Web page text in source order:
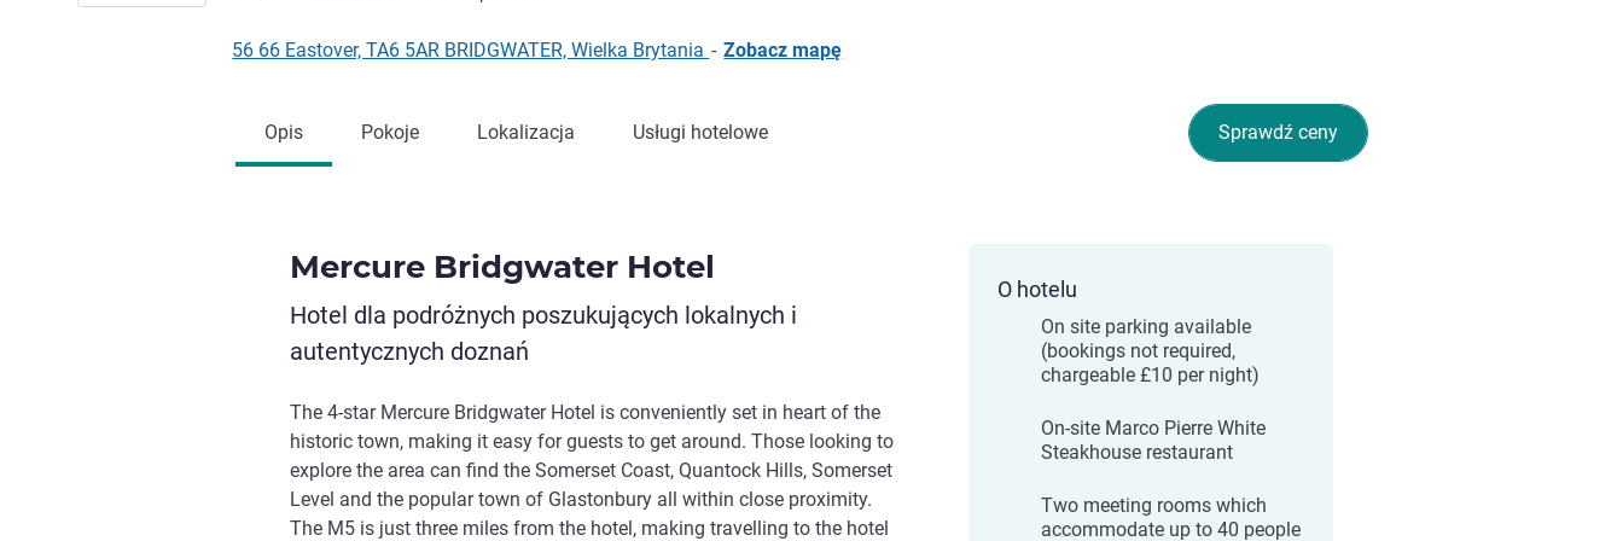
56 66 Eastover, TA6 5AR BRIDGWATER, Wielka Brytania - Zobacz mapę
Sprawdź ceny
Opis Pokoje Lokalizacja Usługi hotelowe
Mercure Bridgwater Hotel
Hotel dla podróżnych poszukujących lokalnych i
autentycznych doznań
The 4-star Mercure Bridgwater Hotel is conveniently set in heart of the
historic town, making it easy for guests to get around. Those looking to
explore the area can find the Somerset Coast, Quantock Hills, Somerset
Level and the popular town of Glastonbury all within close proximity.
The M5 is just three miles from the hotel, making travelling to the hotel
O hotelu
On site parking available
(bookings not required,
chargeable £10 per night)
On-site Marco Pierre White
Steakhouse restaurant
Two meeting rooms which
accommodate up to 40 people